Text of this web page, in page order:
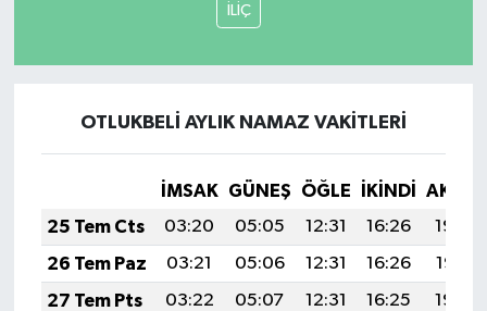
İLİÇ
OTLUKBELİ AYLIK NAMAZ VAKITLERI
İMSAK GÜNEŞ ÖĞLE İKINDI
25 Tem Cts
03:20 05:05 12:31 16:26
19:48
26 Tem Paz
03:21 05:06 12:31 16:26
19:47
27 Tem Pts
03:22 05:07 12:31 16:25
19:46